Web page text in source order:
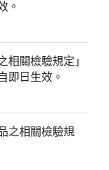
。
相關檢驗規定」
即日生效。
之相關檢驗規